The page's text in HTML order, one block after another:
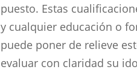
puesto. Estas
y cualquier educación o
puede poner de relieve
evaluar con claridad su